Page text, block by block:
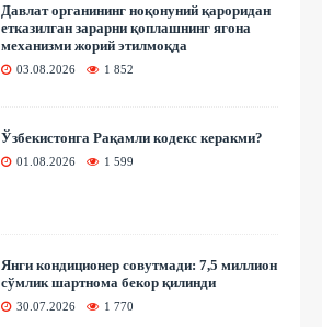
Давлат органининг ноқонуний қароридан
етказилган зарарни қоплашнинг ягона
механизми жорий этилмоқда
03.08.2026 1 852
Ўзбекистонга Рақамли кодекс керакми?
01.08.2026 1 599
Янги кондиционер совутмади: 7,5 миллион
сўмлик шартнома бекор қилинди
30.07.2026 1 770